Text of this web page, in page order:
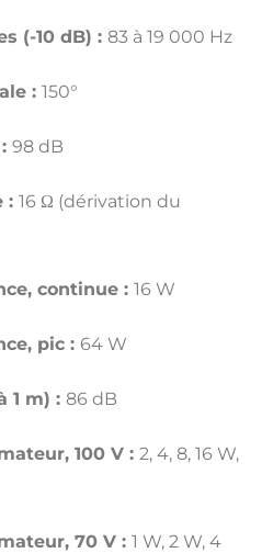
(-10 dB) : 83 à 19 000 Hz
: 150°
98 dB
: 16 Ω (dérivation du
continue : 16 W
pic : 64 W
1 m) : 86 dB
100 V : 2, 4, 8, 16 W,
70 V : 1 W, 2 W, 4